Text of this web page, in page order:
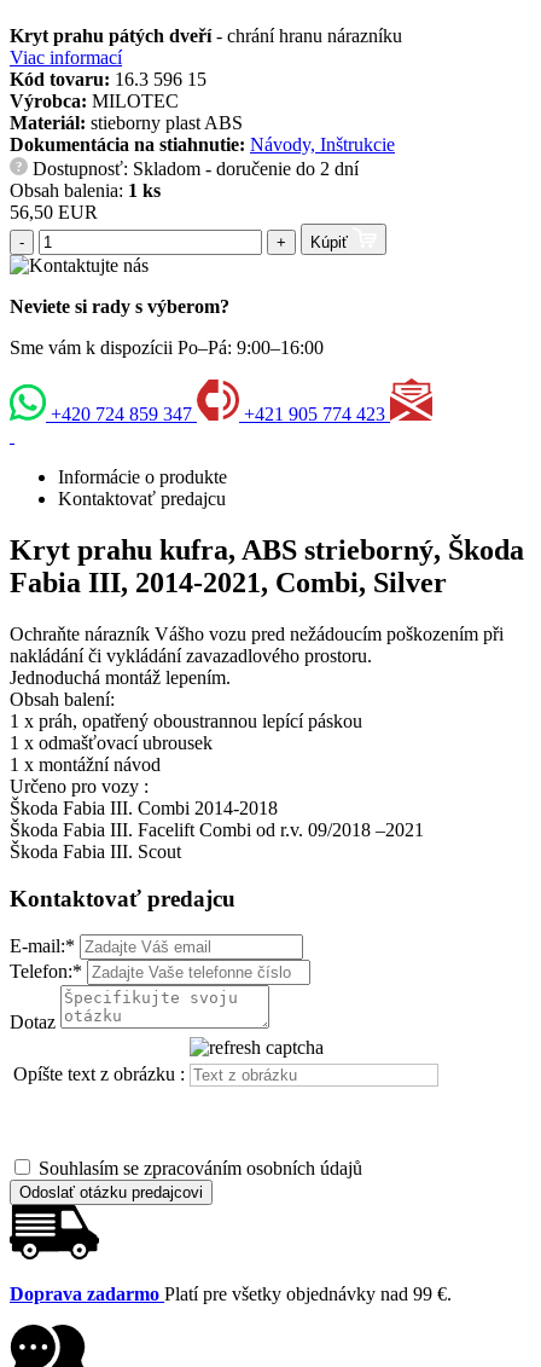
Kryt prahu pátých dveří- chrání hranu nárazníku
Viac informací
Kód tovaru: 16.3 596 15
Výrobca: MILOTEC
Materiál: stieborny plast ABS
Dokumentácia na stiahnutie: Návody, Inštrukcie
?
Dostupnosť: Skladom - doručenie do 2 dní
Obsah balenia: 1 ks
56,50 EUR
- + Kúpiť
Neviete si rady s výberom?
Sme vám k dispozícii Po–Pá: 9:00–16:00
+420 724 859 347 +421 905 774 423
Informácie o produkte
Kontaktovať predajcu
Kryt prahu kufra, ABS strieborný, Škoda
Fabia III, 2014-2021, Combi, Silver
Ochraňte nárazník Vášho vozu pred nežádoucím poškozením při
nakládání či vykládání zavazadlového prostoru.
Jednoduchá montáž lepením.
Obsah balení:
1 x práh, opatřený oboustrannou lepící páskou
1 x odmašťovací ubrousek
1 x montážní návod
Určeno pro vozy :
Škoda Fabia III. Combi 2014-2018
Škoda Fabia III. Facelift Combi od r.v. 09/2018 –2021
Škoda Fabia III. Scout
Kontaktovať predajcu
E-mail:*
Telefon:*
Dotaz
Opíšte text z obrázku :
Souhlasím se zpracováním osobních údajů
Odoslať otázku predajcovi
Doprava zadarmo Platí pre všetky objednávky nad 99 €.